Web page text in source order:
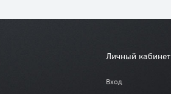
Личный кабинет
Вход